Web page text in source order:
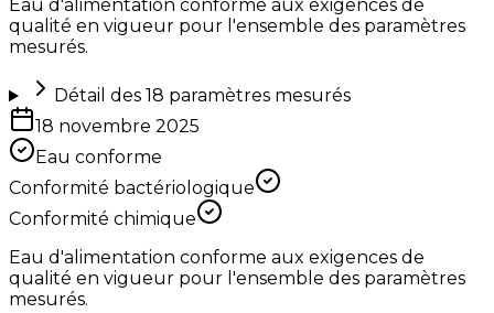
Eau d'alimentation conforme aux exigences de
qualité en vigueur pour l'ensemble des paramètres
mesurés.
Détail des 18 paramètres mesurés
18 novembre 2025
Eau conforme
Conformité bactériologique
Conformité chimique
Eau d'alimentation conforme aux exigences de
qualité en vigueur pour l'ensemble des paramètres
mesurés.